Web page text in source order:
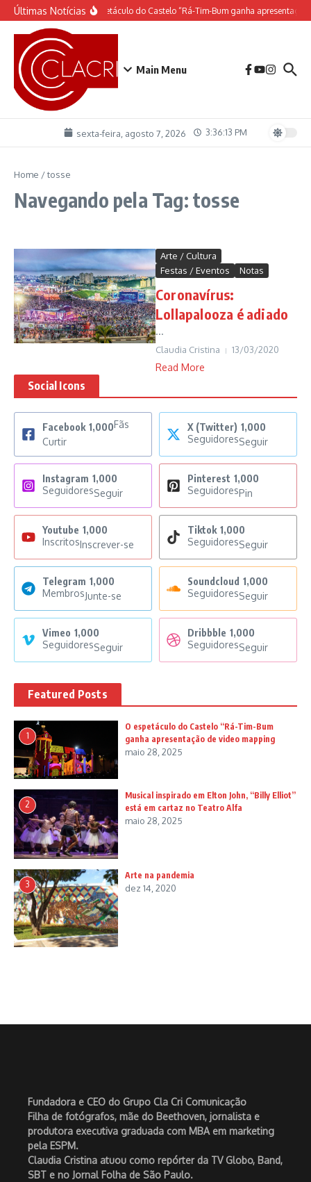
Ir para o conteúdo
Últimas NotíciasO espetáculo do Castelo “Rá-Tim-Bum ganha
Main Menu
sexta-feira, agosto 7, 2026 3:36:13 PM
Home /tosse
Navegando pela Tag: tosse
Arte / Cultura
Festas / Eventos
Notas
Coronavírus:
Lollapalooza é adiado
...
Claudia Cristina 13/03/2020
Read More
Social Icons
Facebook 1,000Fãs
Curtir
X (Twitter) 1,000
SeguidoresSeguir
Instagram 1,000
SeguidoresSeguir
Pinterest 1,000
SeguidoresPin
Youtube 1,000
InscritosInscrever-se
Tiktok 1,000
SeguidoresSeguir
Telegram 1,000
MembrosJunte-se
Soundcloud 1,000
SeguidoresSeguir
Vimeo 1,000
SeguidoresSeguir
Dribbble 1,000
SeguidoresSeguir
Featured Posts
1
O espetáculo do Castelo “Rá-Tim-Bum
ganha apresentação de video mapping
maio 28, 2025
2
Musical inspirado em Elton John, “Billy Elliot”
está em cartaz no Teatro Alfa
maio 28, 2025
3
Arte na pandemia
dez 14, 2020
Fundadora e CEO do Grupo Cla Cri Comunicação
Filha de fotógrafos, mãe do Beethoven, jornalista e
produtora executiva graduada com MBA em marketing
pela ESPM.
Claudia Cristina atuou como repórter da TV Globo, Band,
SBT e no Jornal Folha de São Paulo.